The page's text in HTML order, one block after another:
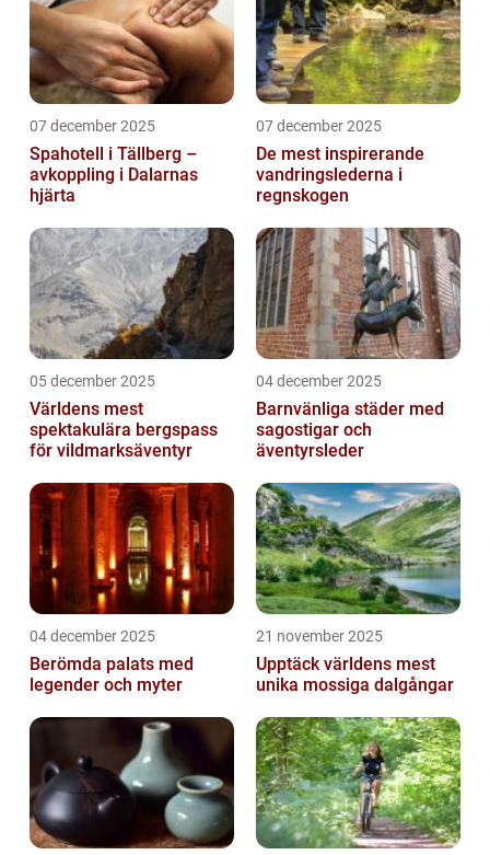
07 december 2025
Spahotell i Tällberg –
avkoppling i Dalarnas
hjärta
07 december 2025
De mest inspirerande
vandringslederna i
regnskogen
05 december 2025
Världens mest
spektakulära bergspass
för vildmarksäventyr
04 december 2025
Barnvänliga städer med
sagostigar och
äventyrsleder
04 december 2025
Berömda palats med
legender och myter
21 november 2025
Upptäck världens mest
unika mossiga dalgångar